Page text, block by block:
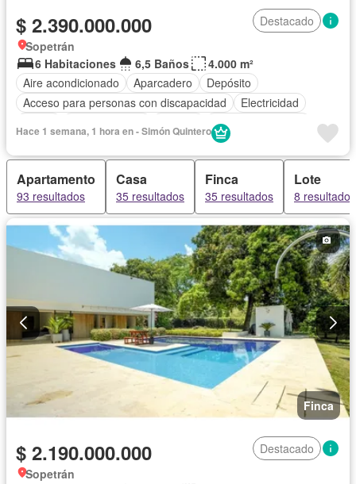
$ 2.390.000.000
Destacado
Sopetrán
6 Habitaciones
6,5 Baños
4.000 m²
Aire acondicionado
Aparcadero
Depósito
Acceso para personas con discapacidad
Electricidad
Seguridad privada
Hace 1 semana, 1 hora en - Simón Quintero
Apartamento
93 resultados
Casa
35 resultados
Finca
35 resultados
Lote
8 resultados
Finca
$ 2.190.000.000
Destacado
Sopetrán